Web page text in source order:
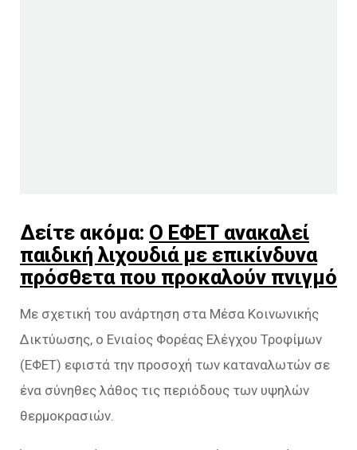
Δείτε ακόμα: Ο ΕΦΕΤ ανακαλεί
παιδική λιχουδιά με επικίνδυνα
πρόσθετα που προκαλούν πνιγμό
Με σχετική του ανάρτηση στα Μέσα Κοινωνικής
Δικτύωσης, ο Ενιαίος Φορέας Ελέγχου Τροφίμων
(ΕΦΕΤ) εφιστά την προσοχή των καταναλωτών σε
ένα σύνηθες λάθος τις περιόδους των υψηλών
θερμοκρασιών.